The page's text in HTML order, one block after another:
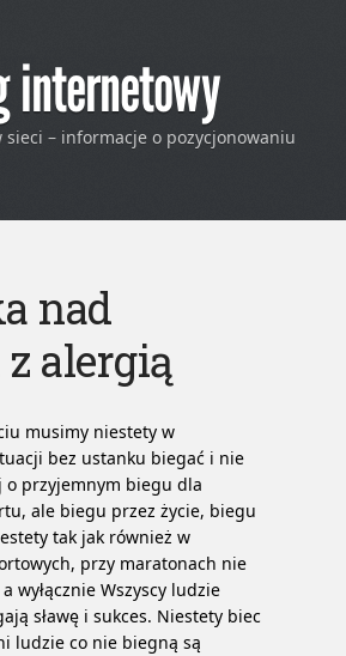
internetowy
sieci – informacje o pozycjonowaniu
nad
alergią
musimy niestety w
bez ustanku biegać i nie
o przyjemnym biegu dla
ale biegu przez życie, biegu
tak jak również w
przy maratonach nie
wyłącznie Wszyscy ludzie
sławę i sukces. Niestety biec
ludzie co nie biegną są